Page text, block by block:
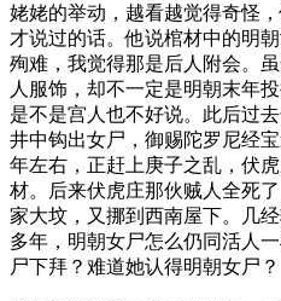
姥姥的举动，越看越觉得奇怪
才说过的话。他说棺材中的明
殉难，我觉得那是后人附会。
人服饰，却不一定是明朝末年
是不是宫人也不好说。此后过
井中钩出女尸，御赐陀罗尼经
年左右，正赶上庚子之乱，伏
材。后来伏虎庄那伙贼人全死
家大坟，又挪到西南屋下。几
多年，明朝女尸怎么仍同活人
尸下拜？难道她认得明朝女尸？